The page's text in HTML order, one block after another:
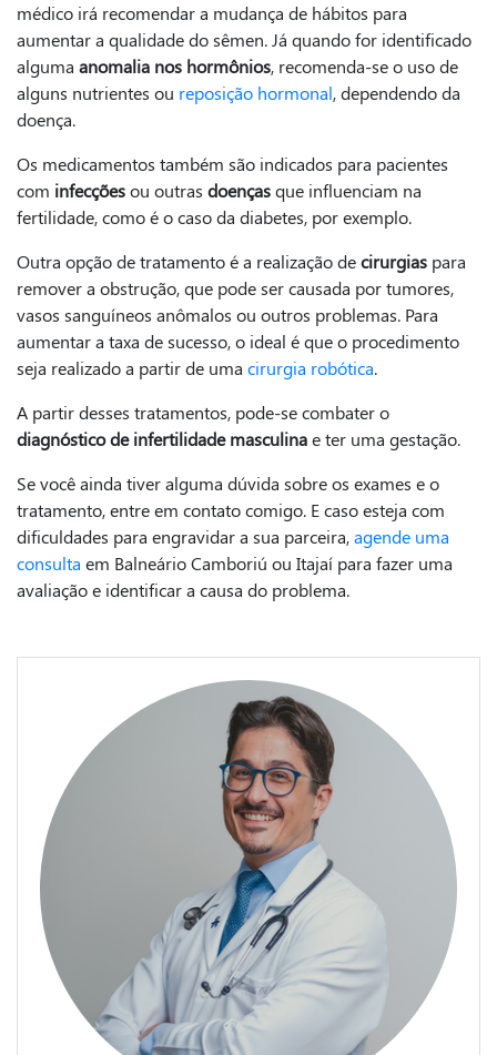
médico irá recomendar a mudança de hábitos para
aumentar a qualidade do sêmen. Já quando for identificado
alguma anomalia nos hormônios, recomenda-se o uso de
alguns nutrientes ou reposição hormonal, dependendo da
doença.
Os medicamentos também são indicados para pacientes
com infecçõesou outras doençasque influenciam na
fertilidade, como é o caso da diabetes, por exemplo.
Outra opção de tratamento é a realização decirurgias para
remover a obstrução, que pode ser causada por tumores,
vasos sanguíneos anômalos ou outros problemas. Para
aumentar a taxa de sucesso, o ideal é que o procedimento
seja realizado a partir de uma cirurgia robótica.
A partir desses tratamentos, pode-se combater o
diagnóstico de infertilidade masculinae ter uma gestação.
Se você ainda tiver alguma dúvida sobre os exames e o
tratamento, entre em contato comigo. E caso esteja com
dificuldades para engravidar a sua parceira,agende uma
consulta em Balneário Camboriú ou Itajaí para fazer uma
avaliação e identificar a causa do problema.